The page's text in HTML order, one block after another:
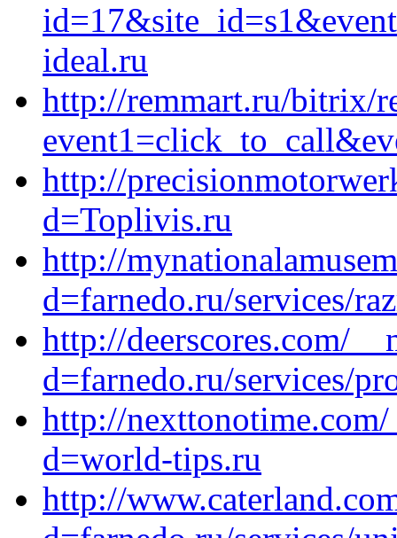
ideal.ru
http://remmart.ru/bitrix/
http://
d=Toplivis.ru
http://
d=farnedo.ru/services/
http://deerscores.com/
d=farnedo.ru/services/
http://nexttonotime.com/
d=world-tips.ru
http://